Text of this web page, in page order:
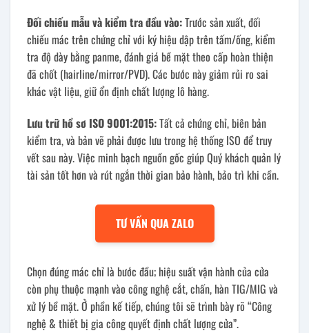
Đối chiếu mẫu và kiểm tra đầu vào:Trước sản xuất, đối
chiếu mác trên chứng chỉ với ký hiệu dập trên tấm/ống, kiểm
tra độ dày bằng panme, đánh giá bề mặt theo cấp hoàn thiện
đã chốt (hairline/mirror/PVD). Các bước này giảm rủi ro sai
khác vật liệu, giữ ổn định chất lượng lô hàng.
Lưu trữ hồ sơ ISO 9001:2015:Tất cả chứng chỉ, biên bản
kiểm tra, và bản vẽ phải được lưu trong hệ thống ISO để truy
vết sau này. Việc minh bạch nguồn gốc giúp Quý khách quản lý
tài sản tốt hơn và rút ngắn thời gian bảo hành, bảo trì khi cần.
TƯ VẤN QUA ZALO
Chọn đúng mác chỉ là bước đầu; hiệu suất vận hành của cửa
còn phụ thuộc mạnh vào công nghệ cắt, chấn, hàn TIG/MIG và
xử lý bề mặt. Ở phần kế tiếp, chúng tôi sẽ trình bày rõ “Công
nghệ & thiết bị gia công quyết định chất lượng cửa”.